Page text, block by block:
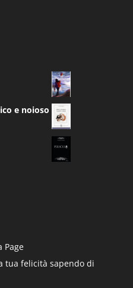
e noioso
Page
tua felicità sapendo di